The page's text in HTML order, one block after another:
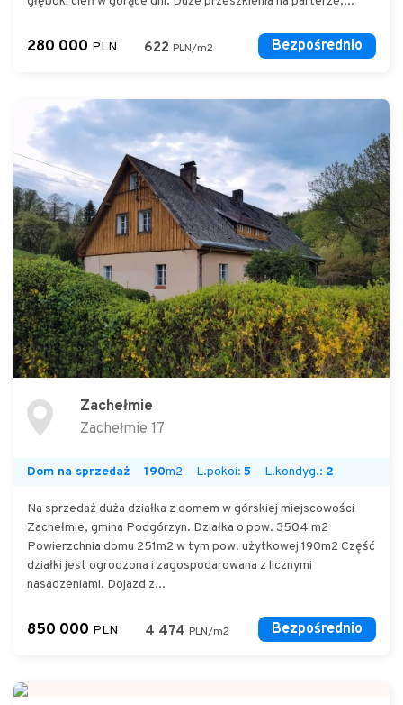
280 000 PLN 622 PLN/m2 Bezpośrednio
Zachełmie
Zachełmie 17
Dom na sprzedaż 190m2 L.pokoi: 5 L.kondyg.: 2
Na sprzedaż duża działka z domem w górskiej miejscowości
Zachełmie, gmina Podgórzyn. Działka o pow. 3504 m2
Powierzchnia domu 251m2 w tym pow. użytkowej 190m2 Część
działki jest ogrodzona i zagospodarowana z licznymi
nasadzeniami. Dojazd z...
850 000 PLN 4 474 PLN/m2 Bezpośrednio